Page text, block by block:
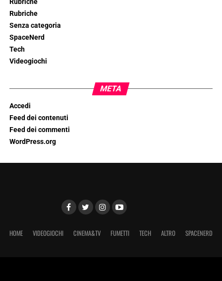
Rubriche
Rubriche
Senza categoria
SpaceNerd
Tech
Videogiochi
META
Accedi
Feed dei contenuti
Feed dei commenti
WordPress.org
HOME VIDEOGIOCHI CINEMA&TV FUMETTI TECH ALTRO SPACENERD